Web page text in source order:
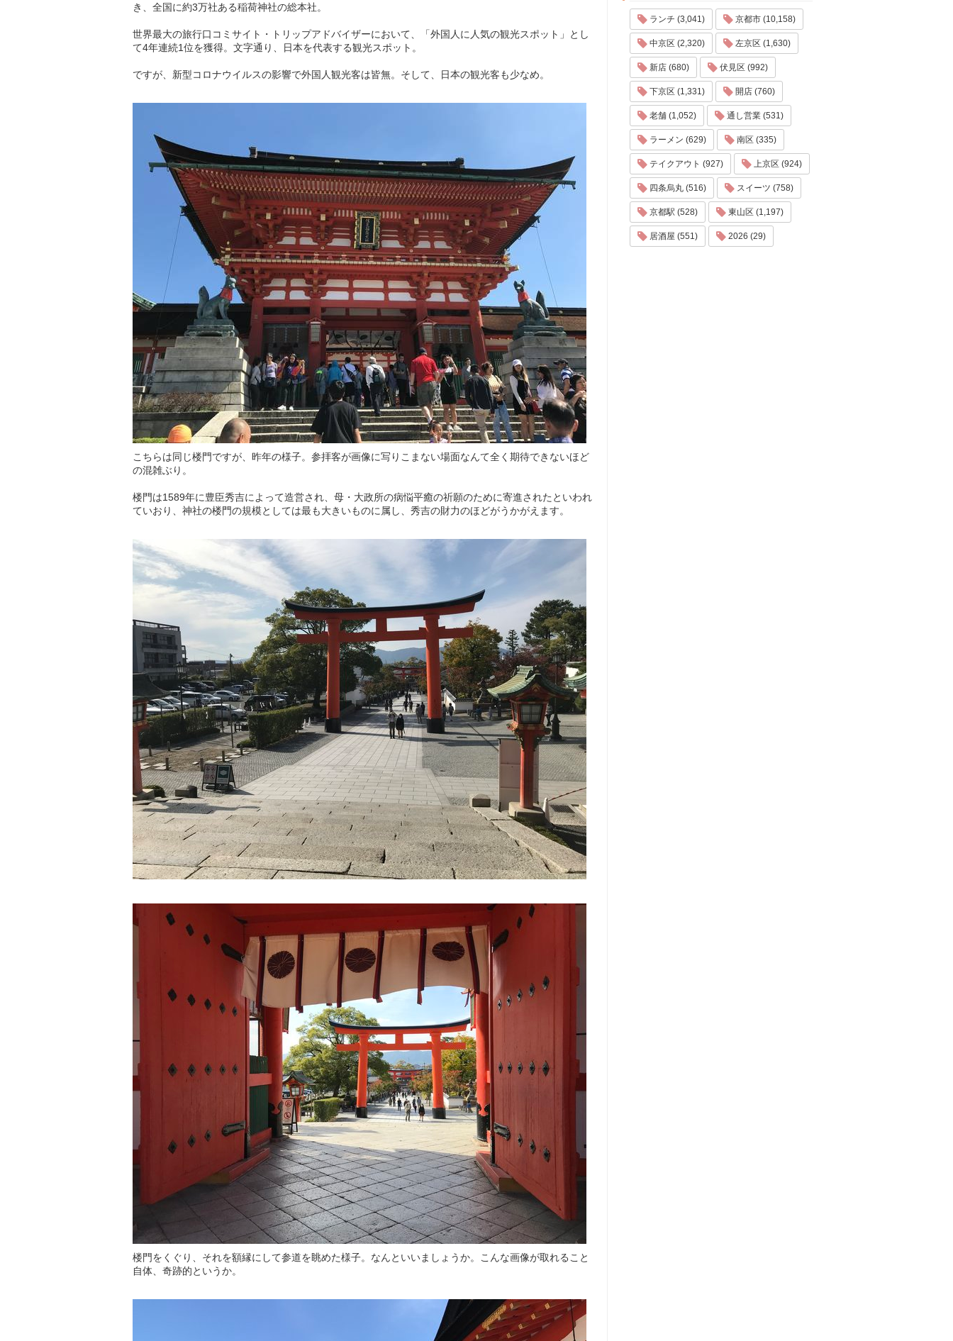
き、全国に約3万社ある稲荷神社の総本社。
世界最大の旅行口コミサイト・トリップアドバイザーにおいて、「外国人に人気の観光スポット」とし
て4年連続1位を獲得。文字通り、日本を代表する観光スポット。
ですが、新型コロナウイルスの影響で外国人観光客は皆無。そして、日本の観光客も少なめ。
こちらは同じ楼門ですが、昨年の様子。参拝客が画像に写りこまない場面なんて全く期待できないほど
の混雑ぶり。
楼門は1589年に豊臣秀吉によって造営され、母・大政所の病悩平癒の祈願のために寄進されたといわれ
ていおり、神社の楼門の規模としては最も大きいものに属し、秀吉の財力のほどがうかがえます。
楼門をくぐり、それを額縁にして参道を眺めた様子。なんといいましょうか。こんな画像が取れること
自体、奇跡的というか。
ランチ (3,041) 京都市 (10,158)
中京区 (2,320) 左京区 (1,630)
新店 (680) 伏見区 (992)
下京区 (1,331) 開店 (760)
老舗 (1,052) 通し営業 (531)
ラーメン (629) 南区 (335)
テイクアウト (927) 上京区 (924)
四条烏丸 (516) スイーツ (758)
京都駅 (528) 東山区 (1,197)
居酒屋 (551) 2026 (29)